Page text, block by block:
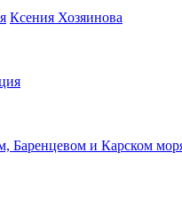
Ксения Хозяинова
Баренцевом и Карском